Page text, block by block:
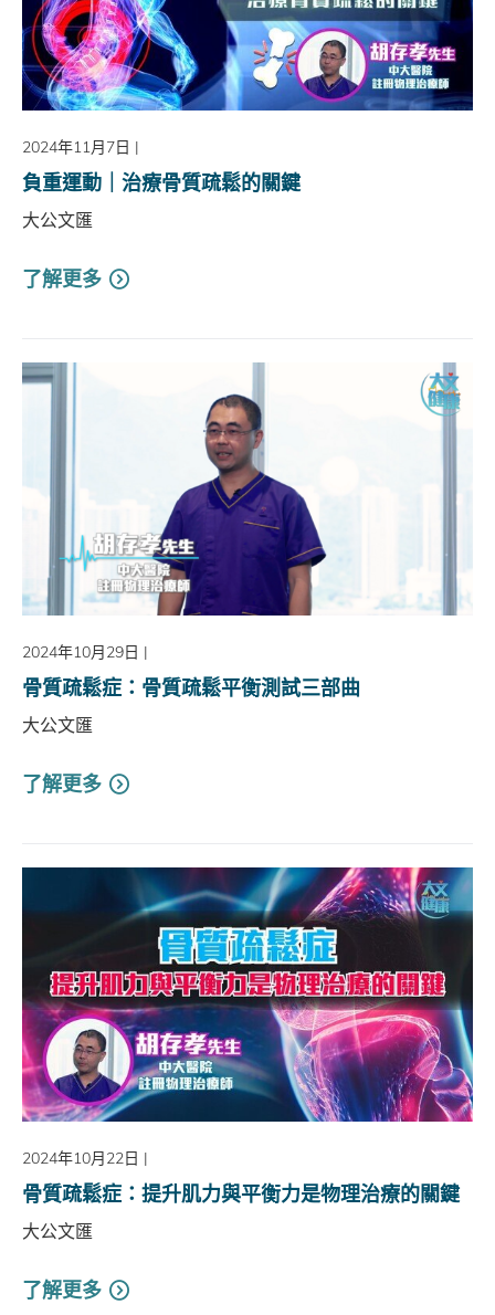
2024年11月7日 |
負重運動｜治療骨質疏鬆的關鍵
大公文匯
了解更多
2024年10月29日 |
骨質疏鬆症：骨質疏鬆平衡測試三部曲
大公文匯
了解更多
2024年10月22日 |
骨質疏鬆症：提升肌力與平衡力是物理治療的關鍵
大公文匯
了解更多